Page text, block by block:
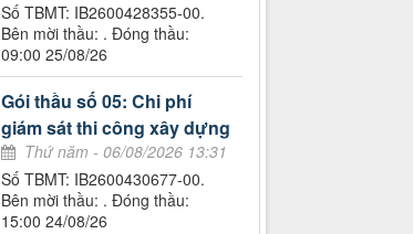
Số TBMT: IB2600428355-00.
Bên mời thầu: . Đóng thầu:
09:00 25/08/26
Gói thầu số 05: Chi phí
giám sát thi công xây dựng
Thứ năm - 06/08/2026 13:31
Số TBMT: IB2600430677-00.
Bên mời thầu: . Đóng thầu:
15:00 24/08/26